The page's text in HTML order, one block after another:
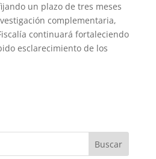
un plazo de tres meses
complementaria,
continuará fortaleciendo
esclarecimiento de los
Buscar